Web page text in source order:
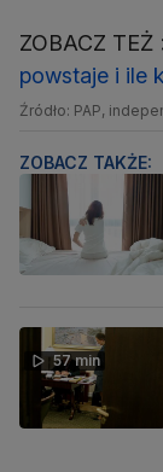
ZOBACZ TEŻ
powstaje i ile
Źródło: PAP,
ZOBACZ TAKŻE:
57 min